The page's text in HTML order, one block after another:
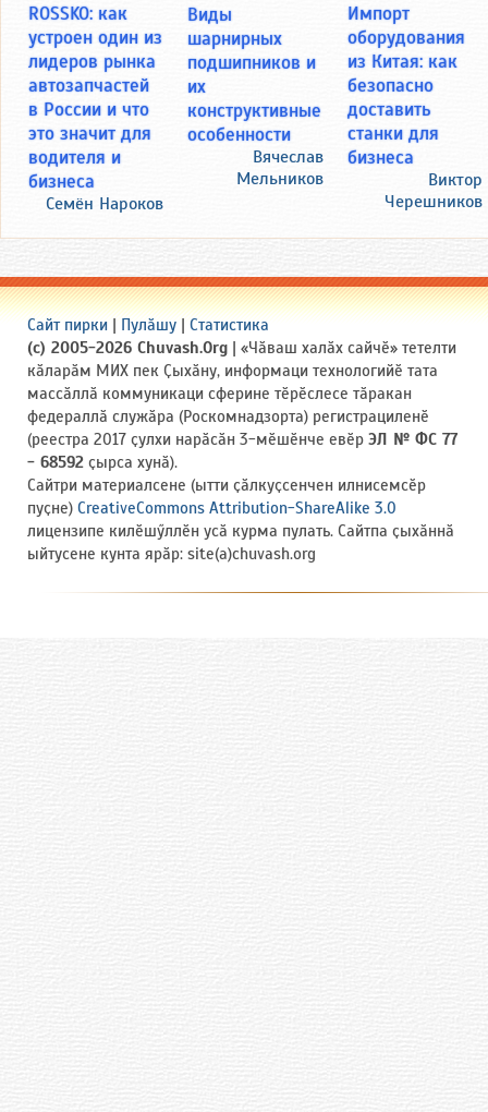
ROSSKO: как
устроен один из
лидеров рынка
автозапчастей
в России и что
это значит для
водителя и
бизнеса
Семён Нароков
Виды
шарнирных
подшипников и
их
конструктивные
особенности
Вячеслав
Мельников
Импорт
оборудования
из Китая: как
безопасно
доставить
станки для
бизнеса
Виктор
Черешников
Сайт пирки | Пулӑшу | Статистика
(c) 2005-2026 Chuvash.Org | «Чӑваш халӑх сайчӗ» тетелти
кӑларӑм МИХ пек Ҫыхӑну, информаци технологийӗ тата
массӑллӑ коммуникаци сферине тӗрӗслесе тӑракан
федераллӑ служӑра (Роскомнадзорта) регистрациленӗ
(реестра 2017 ҫулхи нарӑсӑн 3-мӗшӗнче евӗр ЭЛ № ФС 77
- 68592 ҫырса хунӑ).
Сайтри материалсене (ытти ҫӑлкуҫсенчен илнисемсӗр
пуҫне) CreativeCommons Attribution-ShareAlike 3.0
лицензипе килӗшӳллӗн усӑ курма пулать. Сайтпа ҫыхӑннӑ
ыйтусене кунта ярӑр: site(a)chuvash.org